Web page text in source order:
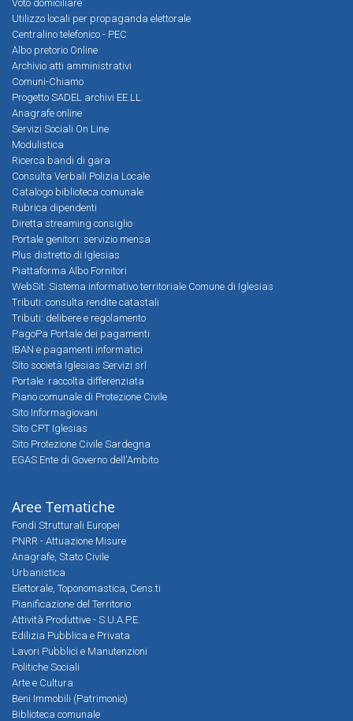
Voto domiciliare
Utilizzo locali per propaganda elettorale
Centralino telefonico - PEC
Albo pretorio Online
Archivio atti amministrativi
Comuni-Chiamo
Progetto SADEL archivi EE.LL.
Anagrafe online
Servizi Sociali On Line
Modulistica
Ricerca bandi di gara
Consulta Verbali Polizia Locale
Catalogo biblioteca comunale
Rubrica dipendenti
Diretta streaming consiglio
Portale genitori: servizio mensa
Plus distretto di Iglesias
Piattaforma Albo Fornitori
WebSit: Sistema informativo territoriale Comune di Iglesias
Tributi: consulta rendite catastali
Tributi: delibere e regolamento
PagoPa Portale dei pagamenti
IBAN e pagamenti informatici
Sito società Iglesias Servizi srl
Portale: raccolta differenziata
Piano comunale di Protezione Civile
Sito Informagiovani
Sito CPT Iglesias
Sito Protezione Civile Sardegna
EGAS Ente di Governo dell'Ambito
Aree Tematiche
Fondi Strutturali Europei
PNRR - Attuazione Misure
Anagrafe, Stato Civile
Urbanistica
Elettorale, Toponomastica, Cens.ti
Pianificazione del Territorio
Attività Produttive - S.U.A.P.E.
Edilizia Pubblica e Privata
Lavori Pubblici e Manutenzioni
Politiche Sociali
Arte e Cultura
Beni Immobili (Patrimonio)
Biblioteca comunale